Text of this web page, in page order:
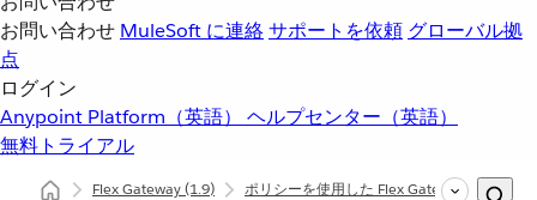
お問い合わせ MuleSoft に連絡サポートを依頼 グローバル拠
点
ログイン
Anypoint Platform（英語） ヘルプセンター（英語）
無料トライアル
Flex Gateway(1.9) ポリシーを使用した Flex Gateway API の保